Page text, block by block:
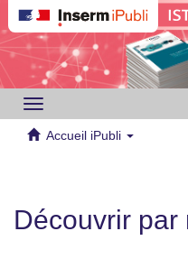
Toggle
navigation
Accueil iPubli
Découvrir par